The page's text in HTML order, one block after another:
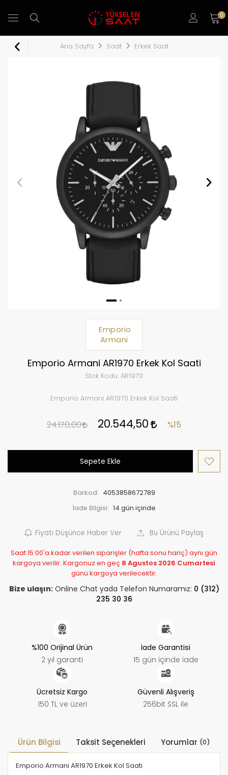
0
Ana Sayfa Saat Erkek Saat
Emporio
Armani
Emporio Armani AR1970 Erkek Kol Saati
Stok Kodu: AR1970
Emporio Armani AR1970 Erkek Kol Saati
24.170,00 20.544,50 %15
Sepete Ekle
Barkod: 4053858672789
İade Bilgisi:
Fiyatı Düşünce Haber Ver Bu Ürünü Paylaş
Saat 15:00'a kadar verilen siparişler (hafta sonu hariç) aynı gün
kargoya verilir. Kargonuz en geç 8 Agustos 2026 Cumartesi
günü kargoya verilecektir.
Bize ulaşın:Online Chat yada Telefon Numaramız: 0 (312)
235 30 36
%100 Orijinal Ürün
2 yıl garanti
İade Garantisi
15 gün içinde iade
Ücretsiz Kargo
150 TL ve üzeri
Güvenli Alışveriş
256bit SSL ile
Ürün Bilgisi Taksit Seçenekleri Yorumlar (0)
Emporio Armani AR1970 Erkek Kol Saati